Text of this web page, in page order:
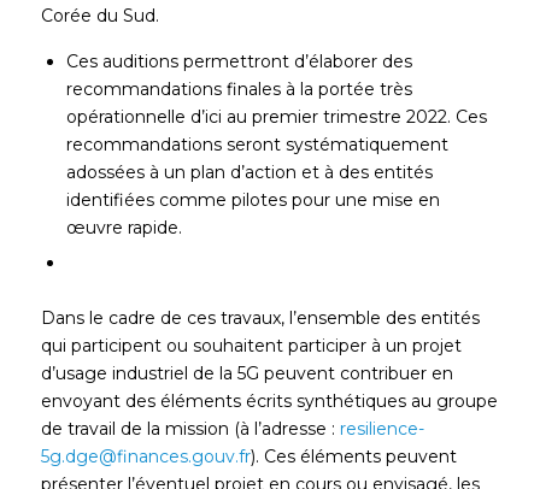
Corée du Sud.
Ces auditions permettront d’élaborer des
recommandations finales à la portée très
opérationnelle d’ici au premier trimestre 2022. Ces
recommandations seront systématiquement
adossées à un plan d’action et à des entités
identifiées comme pilotes pour une mise en
œuvre rapide.
Dans le cadre de ces travaux, l’ensemble des entités
qui participent ou souhaitent participer à un projet
d’usage industriel de la 5G peuvent contribuer en
envoyant des éléments écrits synthétiques au groupe
de travail de la mission (à l’adresse : resilience-
5g.dge@finances.gouv.fr). Ces éléments peuvent
présenter l’éventuel projet en cours ou envisagé, les